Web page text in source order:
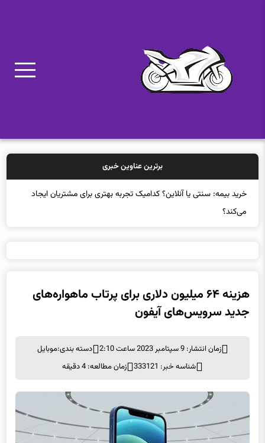
برترین عناوین خبری
خرید بیمه: سنتی یا آنلاین؟ کدامیک تجربه بهتری برای مشتریان ایجاد
می‌کند؟
هزینه ۶۴ میلیون دلاری برای پرتاب ماهواره‌های
جدید سرویس‌های آیفون
زمان انتشار: 9 سپتامبر 2023 ساعت 2:10 دسته بندی:موبايل
شناسه خبر: 333121
زمان مطالعه: 4 دقیقه